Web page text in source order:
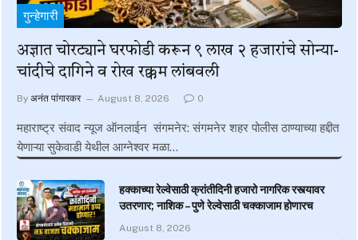
गुन्हेगारी
अज्ञात चोरट्याने घरफोडी करून ९ लाख २ हजारांचे सोन्या-
चांदीचे दागिने व रोख रक्कम लांबवली
By अनंत पांगारकर August 8, 2026 0
महाराष्ट्र संवाद न्यूज ऑनलाईन संगमनेर: संगमनेर शहर पोलीस ठाण्याच्या हद्दीत
येणाऱ्या सुकेवाडी येथील आग्नेश्वर मळा…
हक्काच्या रेल्वेसाठी क्रांतीदिनी हजारो नागरिक रस्त्यावर
उतरणार; नाशिक – पुणे रेल्वेसाठी चक्काजाम होणारच
August 8, 2026